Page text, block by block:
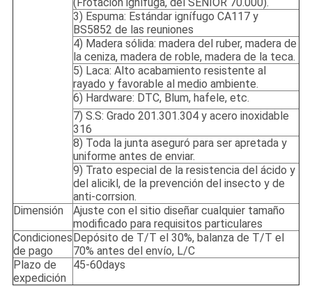
(Frotación ignífuga, del SENIOR 70.000).
3) Espuma: Estándar ignífugo CA117 y
BS5852 de las reuniones
4) Madera sólida: madera del ruber, madera de
la ceniza, madera de roble, madera de la teca.
5) Laca: Alto acabamiento resistente al
rayado y favorable al medio ambiente.
6) Hardware: DTC, Blum, hafele, etc.
7) S.S: Grado 201.301.304 y acero inoxidable
316
8) Toda la junta aseguró para ser apretada y
uniforme antes de enviar.
9) Trato especial de la resistencia del ácido y
del alicikl, de la prevención del insecto y de
anti-corrsion.
Dimensión
Ajuste con el sitio diseñar cualquier tamaño
modificado para requisitos particulares
Condiciones
de pago
Depósito de T/T el 30%, balanza de T/T el
70% antes del envío, L/C
Plazo de
expedición
45-60days